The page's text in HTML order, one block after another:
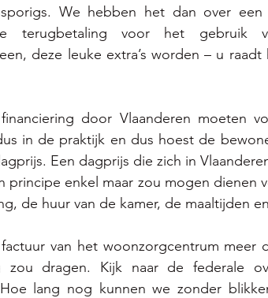
We hebben het dan over een
terugbetaling voor het gebruik
deze leuke extra’s worden – u
door Vlaanderen moeten
in de praktijk en dus hoest de
Een dagprijs die zich in
principe enkel maar zou mogen dienen
de huur van de kamer, de maaltijden
van het woonzorgcentrum meer
zou dragen. Kijk naar de federale
lang nog kunnen we zonder